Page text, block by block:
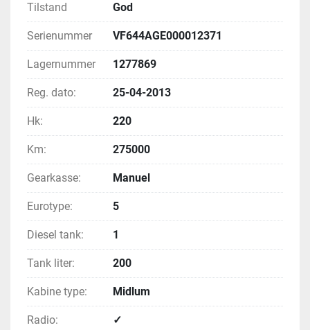
Tilstand God
Serienummer VF644AGE000012371
Lagernummer 1277869
Reg. dato: 25-04-2013
Hk: 220
Km: 275000
Gearkasse: Manuel
Eurotype: 5
Diesel tank: 1
Tank liter: 200
Kabine type: Midlum
Radio: ✓